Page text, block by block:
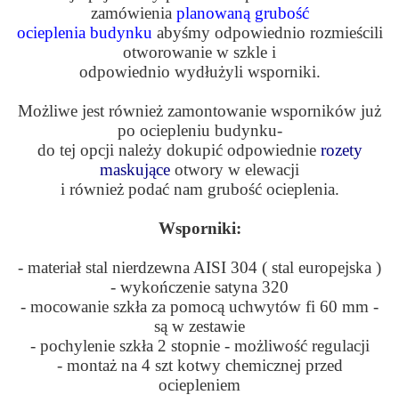
zamówienia planowaną grubość
ocieplenia budynku abyśmy odpowiednio rozmieścili
otworowanie w szkle i
odpowiednio wydłużyli wsporniki.
Możliwe jest również zamontowanie wsporników już
po ociepleniu budynku-
do tej opcji należy dokupić odpowiednie rozety
maskujące otwory w elewacji
i również podać nam grubość ocieplenia.
Wsporniki:
- materiał stal nierdzewna AISI 304 ( stal europejska )
- wykończenie satyna 320
- mocowanie szkła za pomocą uchwytów fi 60 mm -
są w zestawie
- pochylenie szkła 2 stopnie - możliwość regulacji
- montaż na 4 szt kotwy chemicznej przed
ociepleniem